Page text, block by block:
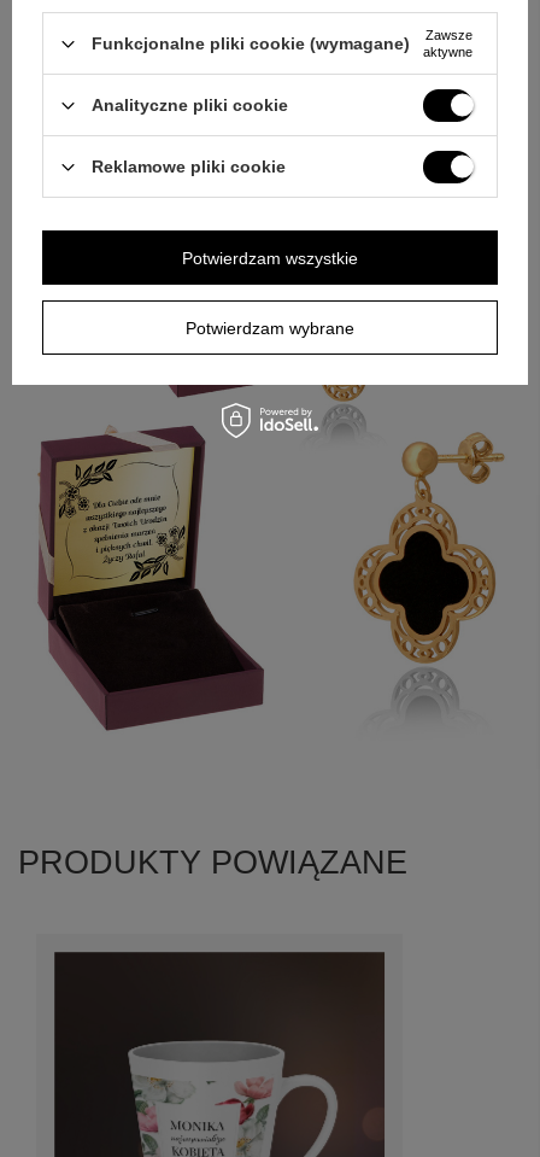
osobistego charakteru, ten model będzie trafnym wyborem.
Motyw koniczynki, personalizowana tabliczka oraz
estetyczny i gotowy do wręczenia od razu po otrzymaniu. To
przemyślana propozycja dla Mamy i dla każdej kobiety, która
PRODUKTY POWIĄZANE
Funkcjonalne pliki cookie (wymagane)
Zawsze
aktywne
Analityczne pliki cookie
Reklamowe pliki cookie
Potwierdzam wybrane
Potwierdzam wszystkie